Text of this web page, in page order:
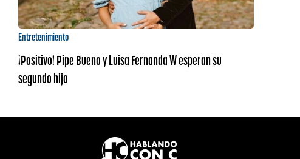
Entretenimiento
¡Positivo! Pipe Bueno y Luisa Fernanda W esperan su
segundo hijo